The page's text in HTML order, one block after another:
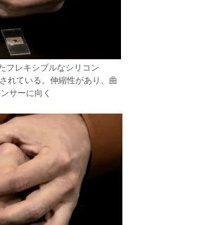
フレキシブルなシリコン
れている。伸縮性があり、曲
サーに向く